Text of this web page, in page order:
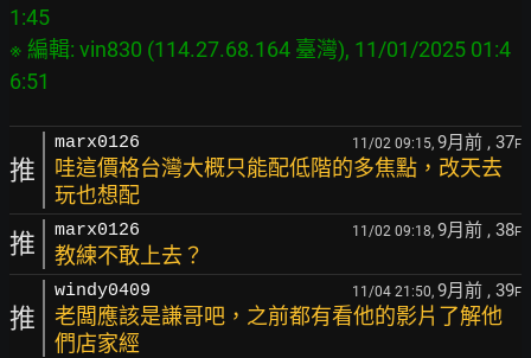
1:45
※ 編輯: vin830 (114.27.68.164 臺灣), 11/01/2025 01:4
推
marx0126 11/02 09:15, 9月前 , 37F
哇這價格台灣大概只能配低階的多焦點，改天去
玩也想配
推 marx0126 11/02 09:18, 9月前 , 38F
教練不敢上去？
推
windy0409 11/04 21:50, 9月前 , 39F
老闆應該是謙哥吧，之前都有看他的影片了解他
們店家經